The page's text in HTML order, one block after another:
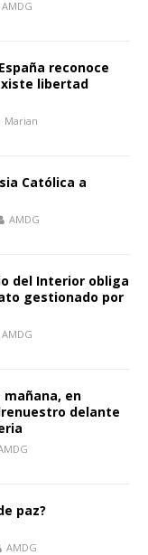
AMDG
reconoce
libertad
Marian
Católica a
AMDG
del Interior obliga
gestionado por
AMDG
mañana, en
delante
paz?
AMDG